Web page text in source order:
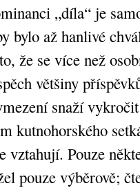
„díla“ je
bylo až hanlivé
že se více než
většiny
snaží
kutnohorského
vztahují. Pouze
pouze výběrově;